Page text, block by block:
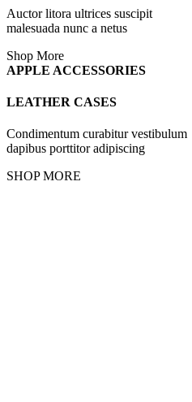
Auctor litora ultrices suscipit
malesuada nunc a netus
Shop More
APPLE ACCESSORIES
LEATHER CASES
Condimentum curabitur vestibulum
dapibus porttitor adipiscing
SHOP MORE